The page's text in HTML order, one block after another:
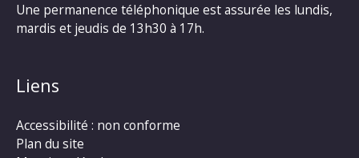
Une permanence téléphonique est assurée les lundis,
mardis et jeudis de 13h30 à 17h.
Liens
Accessibilité : non conforme
Plan du site